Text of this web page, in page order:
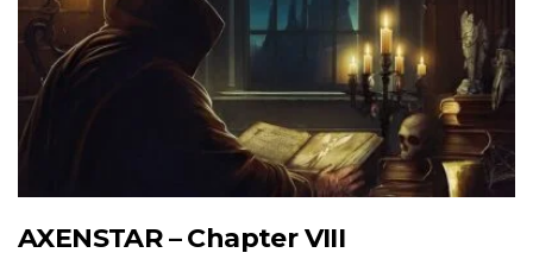
AXENSTAR – Chapter VIII